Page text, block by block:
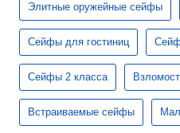
Элитные оружейные сейфы
Сейфы для гостиниц
Сейфы 2 класса
Встраиваемые сейфы